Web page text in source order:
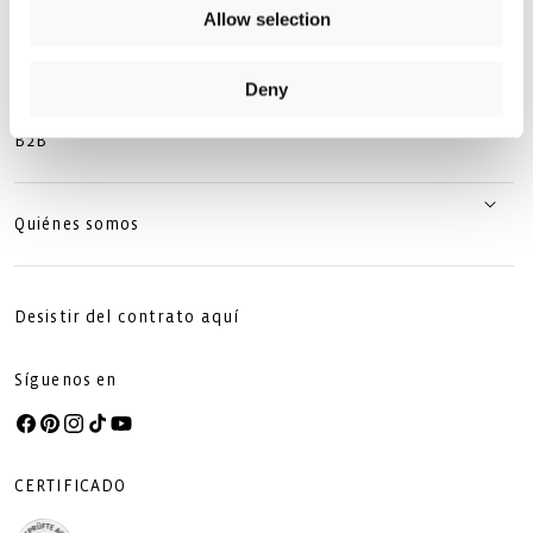
Allow selection
Deny
B2B
Quiénes somos
Desistir del contrato aquí
Síguenos en
Facebook
Pinterest
Instagram
TikTokYouTube
CERTIFICADO